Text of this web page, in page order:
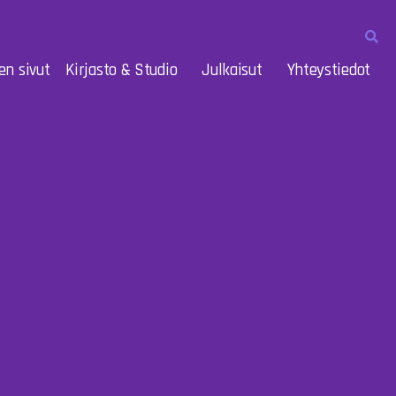
sivut Kirjasto & Studio Julkaisut Yhteystiedot